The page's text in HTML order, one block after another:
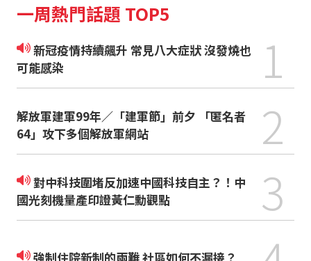
一周熱門話題 TOP5
新冠疫情持續飆升 常見八大症狀 沒發燒也
可能感染
1
解放軍建軍99年／「建軍節」前夕 「匿名者
64」攻下多個解放軍網站
2
對中科技圍堵反加速中國科技自主？！中
國光刻機量產印證黃仁勳觀點
3
強制住院新制的兩難 社區如何不漏接？